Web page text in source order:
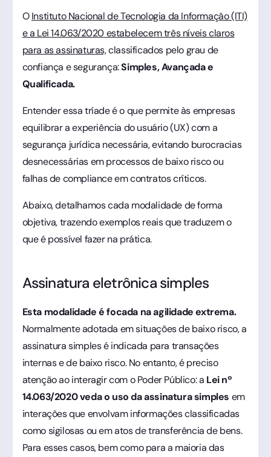
OInstituto Nacional de Tecnologia da Informação (ITI)
e a Lei 14.063/2020 estabelecem três níveis claros
para as assinaturas,classificados pelo grau de
confiança e segurança:Simples, Avançada e
Qualificada.
Entender essa tríade é o que permite às empresas
equilibrar a experiência do usuário (UX) com a
segurança jurídica necessária, evitando burocracias
desnecessárias em processos de baixo risco ou
falhas de compliance em contratos críticos.
Abaixo, detalhamos cada modalidade de forma
objetiva, trazendo exemplos reais que traduzem o
que é possível fazer na prática.
Assinatura eletrônica simples
Esta modalidade é focada na agilidade extrema.
Normalmente adotada em situações de baixo risco, a
assinatura simples é indicada para transações
internas e de baixo risco. No entanto, é preciso
atenção ao interagir com o Poder Público: a Lei nº
14.063/2020 veda o uso da assinatura simples em
interações que envolvam informações classificadas
como sigilosas ou em atos de transferência de bens.
Para esses casos, bem como para a maioria das